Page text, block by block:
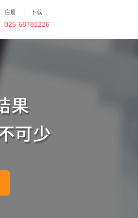
注册 下载
025-68781226